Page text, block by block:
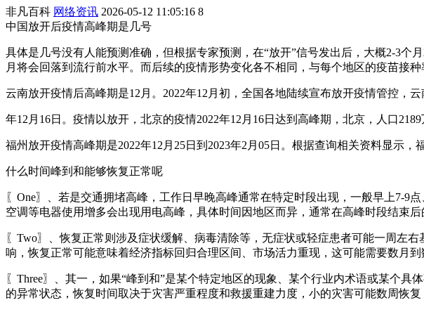
非凡百科 网络资讯 2026-05-12 11:05:16 8
中国放开后疫情高峰期是几号
具体是几号没有人能预测准确，但根据专家预测，在“放开”信号发出后，大概2-3
月将会回落到流行前水平。而后续的疫情形势变化各不相同，与每个地区的疫苗接种
云南放开疫情后高峰期是12月。2022年12月初，全国各地陆续宣布放开疫情管控，
年12月16日。疫情以放开，北京的疫情2022年12月16日达到高峰期，北京，人口
福州放开疫情高峰期是2022年12月25日到2023年2月05日。根据查询相关资料显示
什么时间峰到和能够恢复正常呢
〖One〗、若是交通拥堵高峰，工作日早晚高峰通常在特定时段出现，一般早上7-9
空调等电器使用增多会出现用电高峰，具体时间因地区而异，通常在高峰时段结束
〖Two〗、恢复正常则涉及症状缓解、病毒清除等，无症状或轻症患者可能一周左
响，恢复正常可能意味着经济指标回归合理区间、市场活力重现，这可能需要数月
〖Three〗、其一，如果“峰到和”是某个特定地区的现象、某个行业内术语或某个
的异常状态，恢复时间取决于灾害严重程度和救援重建力度，小的灾害可能数周恢复